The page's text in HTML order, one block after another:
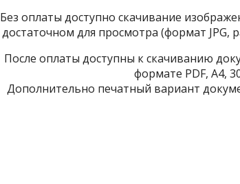
Без оплаты доступно скачивание
достаточном для просмотра (формат JPG,
После оплаты доступны к скачиванию
формате PDF, A4,
Дополнительно печатный вариант